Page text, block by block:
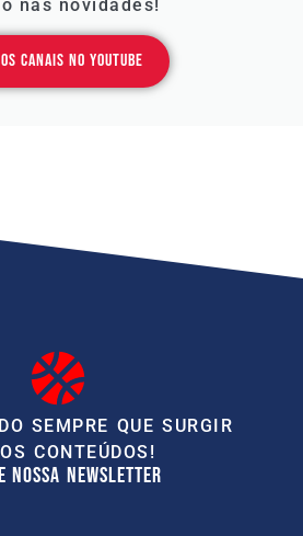
nas novidades!
canais no YouTube
SEMPRE QUE SURGIR
CONTEÚDOS!
NOSSA NEWSLETTER